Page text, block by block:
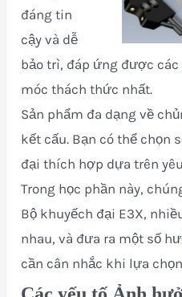
đáng tin
cậy và dễ
bảo trì, đáp ứng được
móc thách thức nhất.
Sản phẩm đa dạng về
kết cấu. Bạn có thể chọn
đại thích hợp dựa trên
Trong học phần này,
Bộ khuyếch đại E3X,
nhau, và đưa ra một số
cần cân nhắc khi lựa